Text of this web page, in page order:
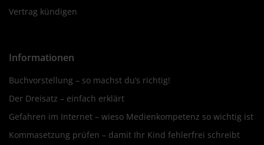
Vertrag kündigen
Informationen
Buchvorstellung – so machst du’s richtig!
Der Dreisatz – einfach erklärt
Gefahren im Internet – wieso Medienkompetenz so wichtig ist
Kommasetzung prüfen – damit Ihr Kind fehlerfrei schreibt